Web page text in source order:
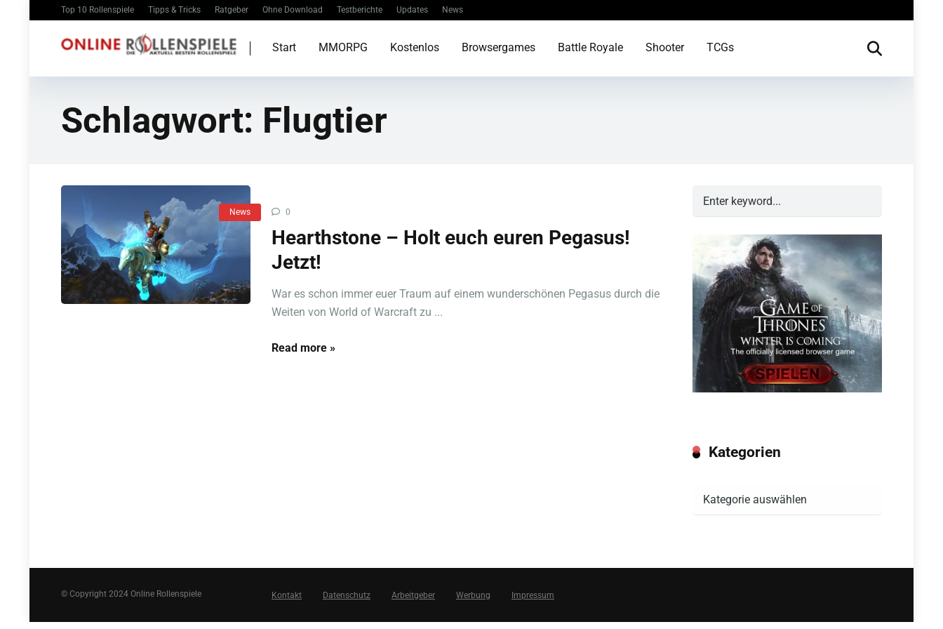
Top 10 Rollenspiele Tipps & Tricks Ratgeber Ohne Download Testberichte Updates News
Start MMORPG Kostenlos Browsergames Battle Royale Shooter TCGs
Schlagwort: Flugtier
News 0
Hearthstone – Holt euch euren Pegasus!
Jetzt!
War es schon immer euer Traum auf einem wunderschönen Pegasus durch die
Weiten von World of Warcraft zu ...
Read more »
Kategorien
© Copyright 2024 Online Rollenspiele Kontakt Datenschutz Arbeitgeber Werbung Impressum